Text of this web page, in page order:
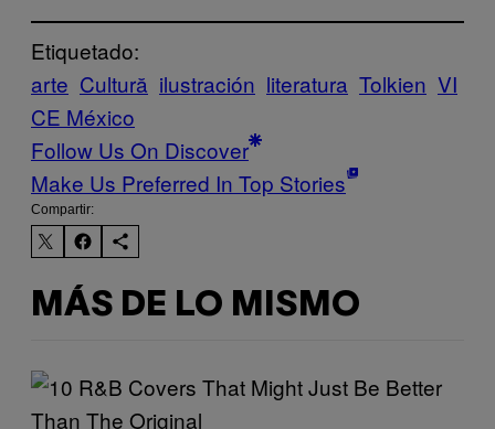
Etiquetado:
arte Cultură ilustración literatura Tolkien VI
CE México
Follow Us On Discover
Make Us Preferred In Top Stories
Compartir:
MÁS DE LO MISMO